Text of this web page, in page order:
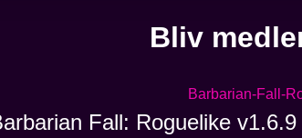
Bliv
Fall: Roguelike